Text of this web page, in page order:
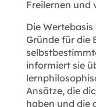
Freilernen und
Die
Gründe für die
informiert sie
Ansätze, die
haben und die